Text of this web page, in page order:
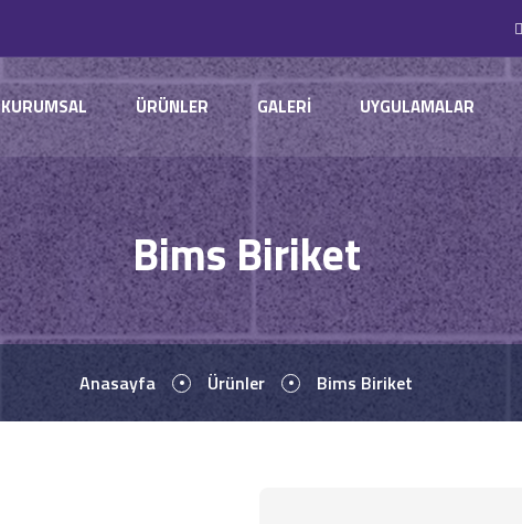
KURUMSAL ÜRÜNLER GALERİ UYGULAMALAR
Bims Biriket
Anasayfa Ürünler Bims Biriket